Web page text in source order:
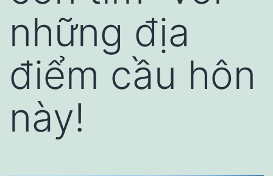
những địa
điểm cầu hôn
này!